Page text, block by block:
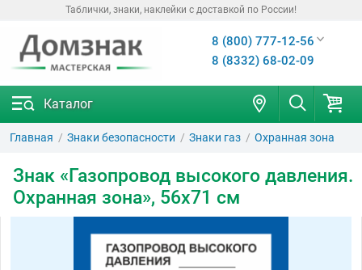
Таблички, знаки, наклейки с доставкой по России!
8 (800) 777-12-56
8 (8332) 68-02-09
Каталог
Главная Знаки безопасности Знаки газ Охранная зона
Знак «Газопровод высокого давления.
Охранная зона», 56х71 см